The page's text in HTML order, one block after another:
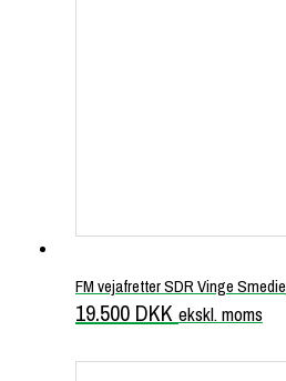
FM vejafretter SDR Vinge Smedie
19.500 DKK ekskl. moms